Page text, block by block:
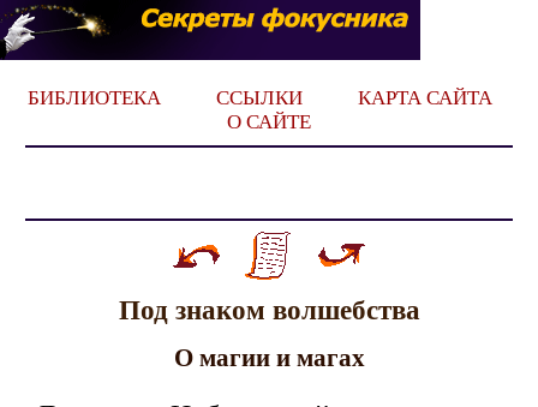
БИБЛИОТЕКА ССЫЛКИ
КАРТА САЙТА
О САЙТЕ
Под знаком волшебства
О магии и магах